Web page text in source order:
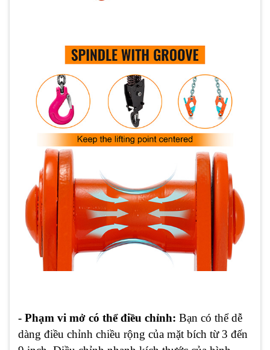
- Phạm vi mở có thể điều chỉnh: Bạn có thể dễ
dàng điều chỉnh chiều rộng của mặt bích từ 3 đến